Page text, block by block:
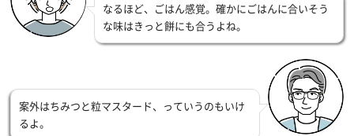
なるほど、ごはん感覚。確かにごはんに合いそう
な味はきっと餅にも合うよね。
案外はちみつと粒マスタード、っていうのもいけ
るよ。